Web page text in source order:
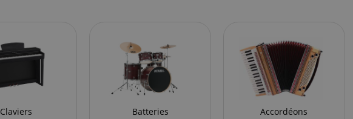
Claviers Batteries Accordéons